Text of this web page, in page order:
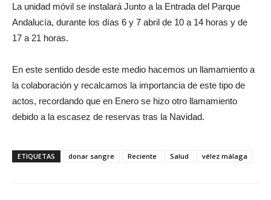
La unidad móvil se instalará Junto a la Entrada del Parque
Andalucía, durante los días 6 y 7 abril de 10 a 14 horas y de
17 a 21 horas.
En este sentido desde este medio hacemos un llamamiento a
la colaboración y recalcamos la importancia de este tipo de
actos, recordando que en Enero se hizo otro llamamiento
debido a la escasez de reservas tras la Navidad.
ETIQUETAS donar sangre Reciente Salud vélez málaga